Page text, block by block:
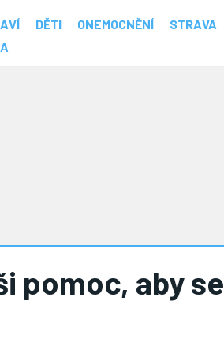
DĚTI ONEMOCNĚNÍ STRAVA
pomoc, aby se